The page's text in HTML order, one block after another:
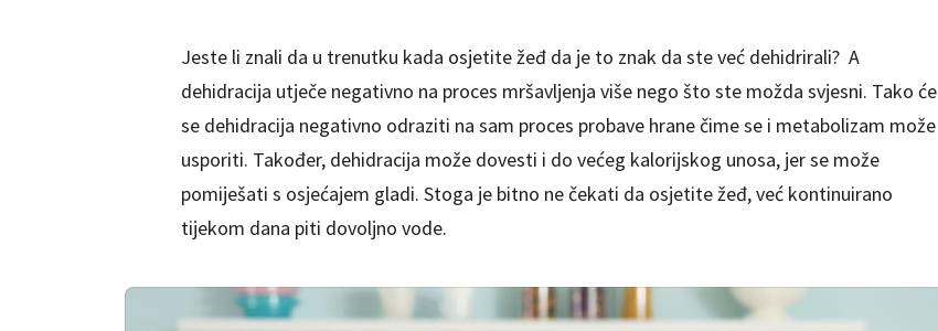
Jeste li znali da u trenutku kada osjetite žeđ da je to znak da ste već dehidrirali? A
dehidracija utječe negativno na proces mršavljenja više nego što ste možda svjesni. Tako će
se dehidracija negativno odraziti na sam proces probave hrane čime se i metabolizam može
usporiti. Također, dehidracija može dovesti i do većeg kalorijskog unosa, jer se može
pomiješati s osjećajem gladi. Stoga je bitno ne čekati da osjetite žeđ, već kontinuirano
tijekom dana piti dovoljno vode.